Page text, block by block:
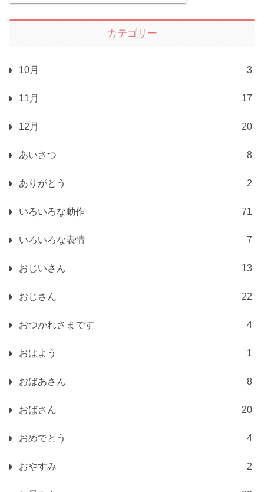
カテゴリー
10月 3
11月 17
12月 20
あいさつ 8
ありがとう 2
いろいろな動作 71
いろいろな表情 7
おじいさん 13
おじさん 22
おつかれさまです 4
おはよう 1
おばあさん 8
おばさん 20
おめでとう 4
おやすみ 2